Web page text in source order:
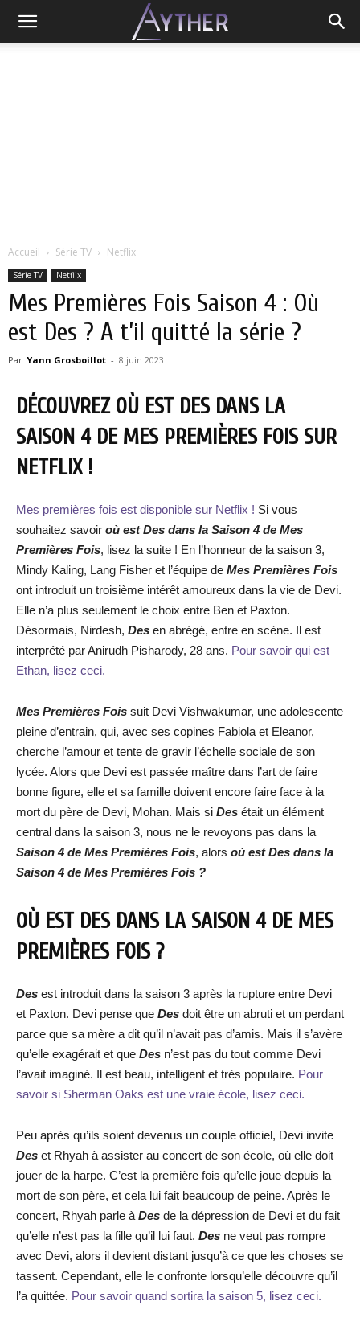
Accueil Série TV Netflix
Série TV Netflix
Mes Premières Fois Saison 4 : Où
est Des ? A t’il quitté la série ?
Par Yann Grosboillot - 8 juin 2023
DÉCOUVREZ OÙ EST DES DANS LA
SAISON 4 DE MES PREMIÈRES FOIS SUR
NETFLIX !
Mes premières fois est disponible sur Netflix ! Si vous
souhaitez savoir où est Des dans la Saison 4 de Mes
Premières Fois, lisez la suite ! En l’honneur de la saison 3,
Mindy Kaling, Lang Fisher et l’équipe de Mes Premières Fois
ont introduit un troisième intérêt amoureux dans la vie de Devi.
Elle n’a plus seulement le choix entre Ben et Paxton.
Désormais, Nirdesh, Des en abrégé, entre en scène. Il est
interprété par Anirudh Pisharody, 28 ans. Pour savoir qui est
Ethan, lisez ceci.
Mes Premières Fois suit Devi Vishwakumar, une adolescente
pleine d’entrain, qui, avec ses copines Fabiola et Eleanor,
cherche l’amour et tente de gravir l’échelle sociale de son
lycée. Alors que Devi est passée maître dans l’art de faire
bonne figure, elle et sa famille doivent encore faire face à la
mort du père de Devi, Mohan. Mais si Des était un élément
central dans la saison 3, nous ne le revoyons pas dans la
Saison 4 de Mes Premières Fois, alors où est Des dans la
Saison 4 de Mes Premières Fois ?
OÙ EST DES DANS LA SAISON 4 DE MES
PREMIÈRES FOIS ?
Des est introduit dans la saison 3 après la rupture entre Devi
et Paxton. Devi pense que Des doit être un abruti et un perdant
parce que sa mère a dit qu’il n’avait pas d’amis. Mais il s’avère
qu’elle exagérait et que Des n’est pas du tout comme Devi
l’avait imaginé. Il est beau, intelligent et très populaire. Pour
savoir si Sherman Oaks est une vraie école, lisez ceci.
Peu après qu’ils soient devenus un couple officiel, Devi invite
Des et Rhyah à assister au concert de son école, où elle doit
jouer de la harpe. C’est la première fois qu’elle joue depuis la
mort de son père, et cela lui fait beaucoup de peine. Après le
concert, Rhyah parle à Des de la dépression de Devi et du fait
qu’elle n’est pas la fille qu’il lui faut. Des ne veut pas rompre
avec Devi, alors il devient distant jusqu’à ce que les choses se
tassent. Cependant, elle le confronte lorsqu’elle découvre qu’il
l’a quittée. Pour savoir quand sortira la saison 5, lisez ceci.